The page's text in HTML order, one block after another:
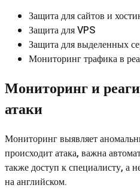
Защита для сайтов и
Защита для VPS
Защита для выделенных
Мониторинг трафика в
Мониторинг и
атаки
Мониторинг выявляет
происходит атака, важна
также доступ к специалисту, а
на английском.